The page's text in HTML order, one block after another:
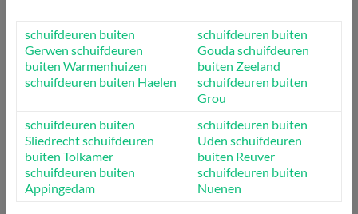
schuifdeuren buiten
Gerwen schuifdeuren
buiten Warmenhuizen
schuifdeuren buiten Haelen
schuifdeuren buiten
Goudaschuifdeuren
buiten Zeeland
schuifdeuren buiten
Grou
schuifdeuren buiten
Sliedrechtschuifdeuren
buiten Tolkamer
schuifdeuren buiten
Appingedam
schuifdeuren buiten
Uden schuifdeuren
buiten Reuver
schuifdeuren buiten
Nuenen